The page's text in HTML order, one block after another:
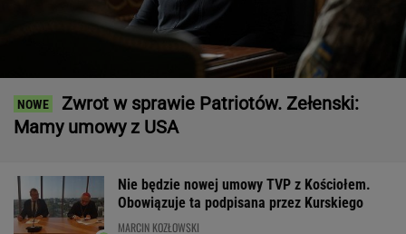
Zwrot w sprawie Patriotów. Zełenski:
Mamy umowy z USA
Nie będzie nowej umowy TVP z Kościołem.
Obowiązuje ta podpisana przez Kurskiego
MARCIN KOZŁOWSKI